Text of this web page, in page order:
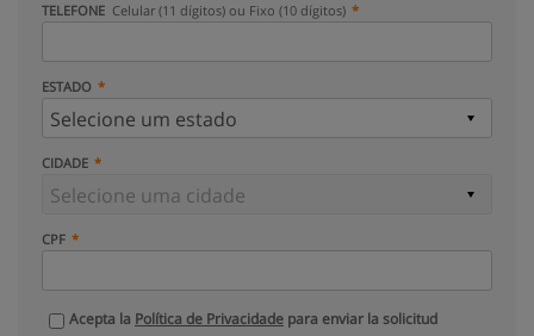
TELEFONE Celular (11 dígitos) ou Fixo (10 dígitos)
ESTADO
CIDADE
CPF
Acepta la Política de Privacidade para enviar la solicitud